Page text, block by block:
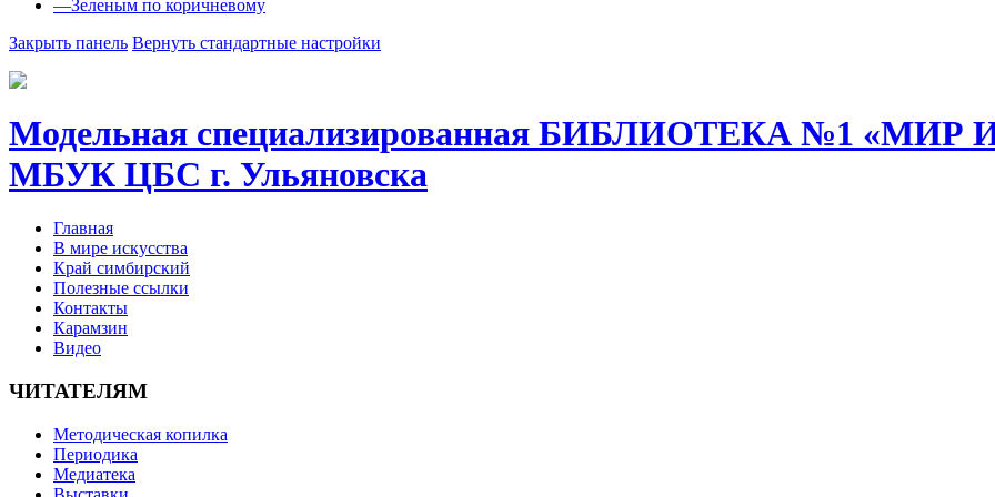
—Зеленым по коричневому
Закрыть панель Вернуть стандартные настройки
Модельная специализированная БИБЛИОТЕКА №1
МБУК ЦБС г. Ульяновска
Главная
В мире искусства
Край симбирский
Полезные ссылки
Контакты
Карамзин
Видео
ЧИТАТЕЛЯМ
Методическая копилка
Периодика
Медиатека